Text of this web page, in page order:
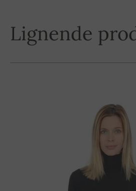
Lignende